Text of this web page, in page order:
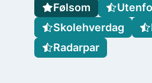
Følsom
Skolehverdag
Radarpar